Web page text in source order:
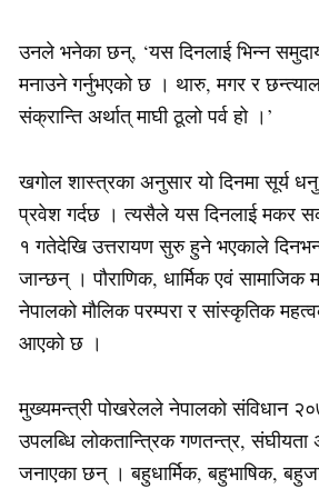
उनले भनेका छन्, ‘यस दिनलाई भिन्न
मनाउने गर्नुभएको छ । थारु, मगर र
संक्रान्ति अर्थात् माघी ठूलो पर्व हो ।’
खगोल शास्त्रका अनुसार यो दिनमा सूर्य धनु
प्रवेश गर्दछ । त्यसैले यस दिनलाई मकर
१ गतेदेखि उत्तरायण सुरु हुने भएकाले
जान्छन् । पौराणिक, धार्मिक एवं सामाजिक
नेपालको मौलिक परम्परा र सांस्कृतिक
आएको छ ।
मुख्यमन्त्री पोखरेलले नेपालको संविधान
उपलब्धि लोकतान्त्रिक गणतन्त्र, संघीयता
जनाएका छन् । बहुधार्मिक, बहुभाषिक,